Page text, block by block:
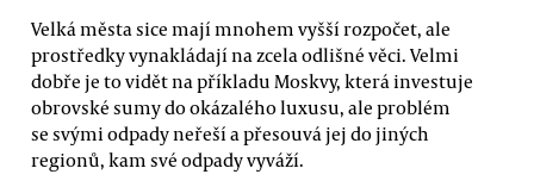
Velká města sice mají mnohem vyšší rozpočet, ale
prostředky vynakládají na zcela odlišné věci. Velmi
dobře je to vidět na příkladu Moskvy, která investuje
obrovské sumy do okázalého luxusu, ale problém
se svými odpady neřeší a přesouvá jej do jiných
regionů, kam své odpady vyváží.